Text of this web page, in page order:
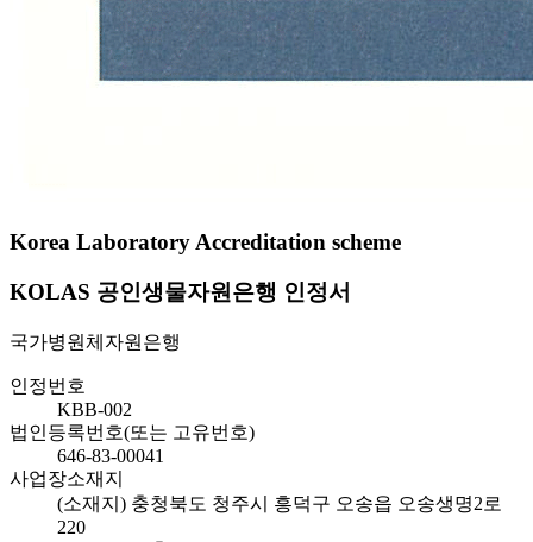
Korea Laboratory Accreditation scheme
KOLAS 공인생물자원은행 인정서
국가병원체자원은행
인정번호
KBB-002
법인등록번호(또는 고유번호)
646-83-00041
사업장소재지
(소재지) 충청북도 청주시 흥덕구 오송읍 오송생명2로
220